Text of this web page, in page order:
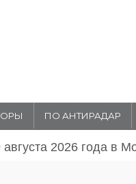
ПО АНТИРАДАР
и 1 августа 20026